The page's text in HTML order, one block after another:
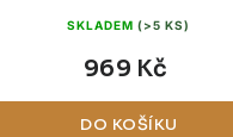
SKLADEM(>5 KS)
969 Kč
DO KOŠÍKU